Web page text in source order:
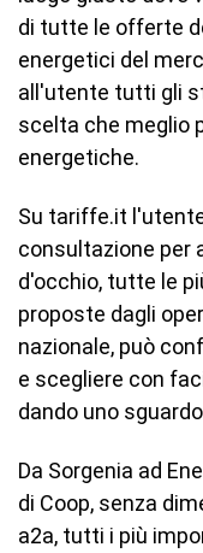
di tutte le offerte
energetici del
all'utente tutti gli
scelta che meglio
energetiche.
Su tariffe.it
consultazione per
d'occhio, tutte le
proposte dagli
nazionale, può
e scegliere con
dando uno
Da Sorgenia ad
di Coop, senza
a2a, tutti i più